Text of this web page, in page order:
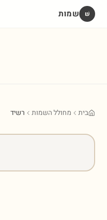
שׁ שמות
בית מחולל השמות רשיד